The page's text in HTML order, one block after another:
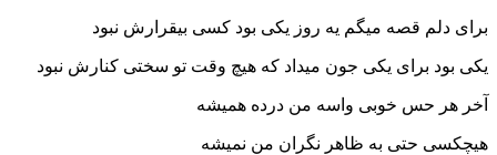
قصه میگم یه روز یکی بود کسی بیقرارش نبود
برای یکی جون میداد که هیچ وقت تو سختی کنارش نبود
خوبی واسه من درده همیشه
حتی به ظاهر نگران من نمیشه